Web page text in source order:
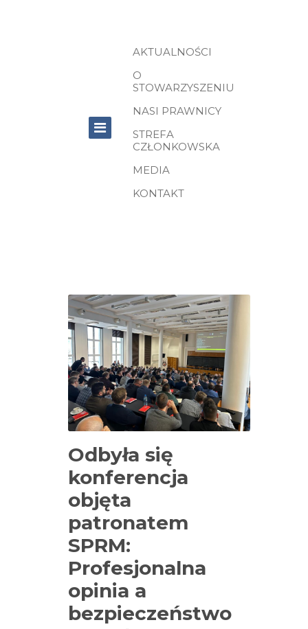
AKTUALNOŚCI
O
STOWARZYSZENIU
NASI PRAWNICY
STREFA
CZŁONKOWSKA
MEDIA
KONTAKT
Odbyła się
konferencja
objęta
patronatem
SPRM:
Profesjonalna
opinia a
bezpieczeństwo